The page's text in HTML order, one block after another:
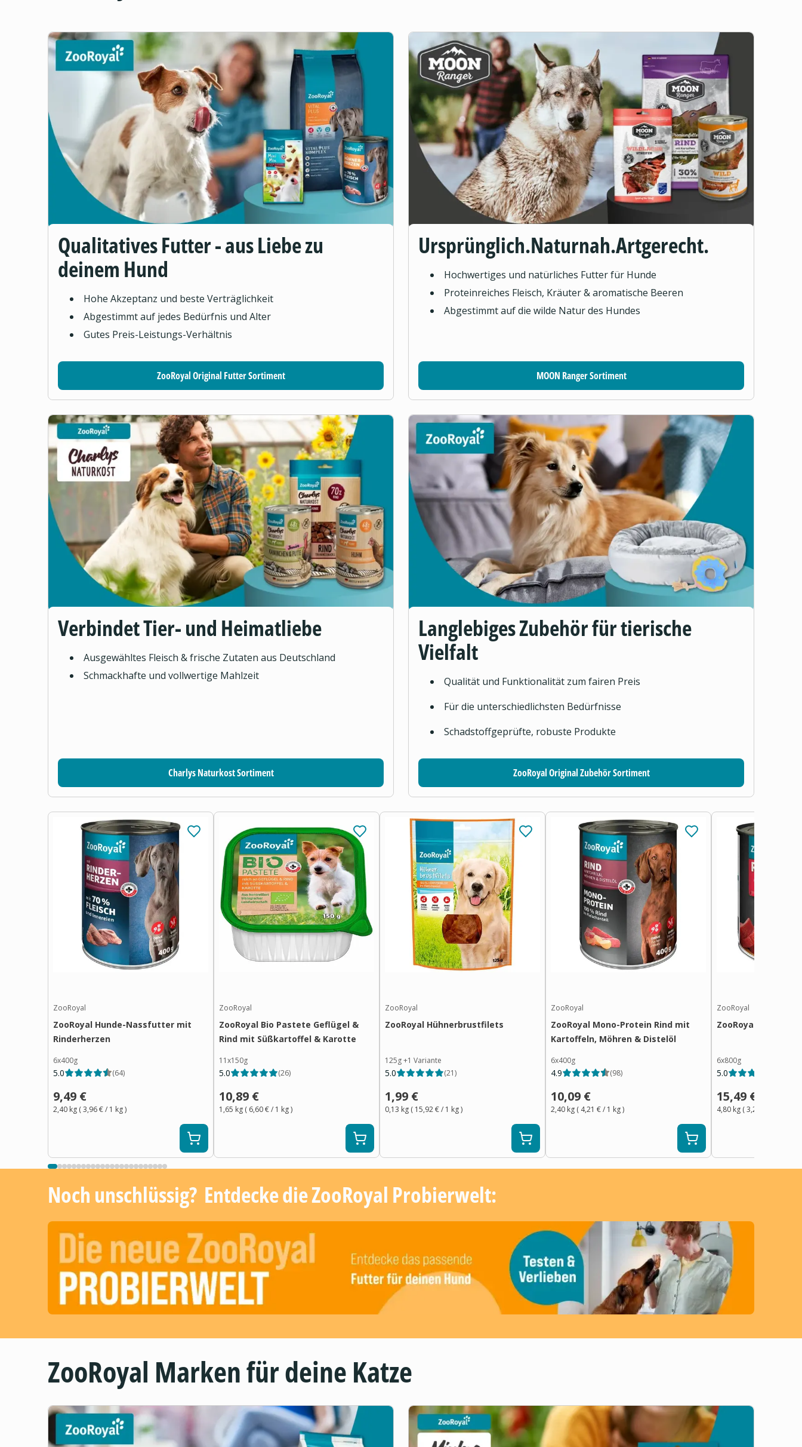
Qualitatives Futter - aus Liebe zu
deinem Hund
Hohe Akzeptanz und beste Verträglichkeit
Abgestimmt auf jedes Bedürfnis und Alter
Gutes Preis-Leistungs-Verhältnis
ZooRoyal Original Futter Sortiment
Ursprünglich.Naturnah.Artgerecht.
Hochwertiges und natürliches Futter für Hunde
Proteinreiches Fleisch, Kräuter & aromatische Beeren
Abgestimmt auf die wilde Natur des Hundes
MOON Ranger Sortiment
Verbindet Tier- und Heimatliebe
Ausgewähltes Fleisch & frische Zutaten aus Deutschland
Schmackhafte und vollwertige Mahlzeit
Charlys Naturkost Sortiment
Langlebiges Zubehör für tierische
Vielfalt
Qualität und Funktionalität zum fairen Preis
Für die unterschiedlichsten Bedürfnisse
Schadstoffgeprüfte, robuste Produkte
ZooRoyal Original Zubehör Sortiment
ZooRoyal
ZooRoyal Hunde-Nassfutter mit
Rinderherzen
6x400g
5.0 (64)
9,49 €
2,40 kg (3,96 €/ 1 kg)
ZooRoyal
ZooRoyal Bio Pastete Geflügel &
Rind mit Süßkartoffel & Karotte
11x150g
5.0 (26)
10,89 €
1,65 kg ( 6,60 €/ 1 kg)
ZooRoyal
ZooRoyal Hühnerbrustfilets
125g+1 Variante
5.0 (21)
1,99 €
0,13 kg ( 15,92 €/ 1 kg)
ZooRoyal
ZooRoyal Mono-Protein Rind mit
Kartoffeln, Möhren & Distelöl
6x400g
4.9 (98)
10,09 €
2,40 kg ( 4,21 €/ 1 kg)
ZooRoyal
ZooRoyal Rind +
6x800g
5.0
15,49 €
4,80 kg (3,23 €
Noch unschlüssig? ​ Entdecke die ZooRoyal Probierwelt:
ZooRoyal Marken für deine Katze